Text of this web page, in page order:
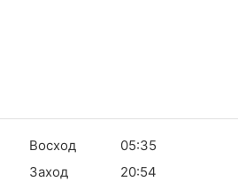
Восход
05:35
Заход
20:54